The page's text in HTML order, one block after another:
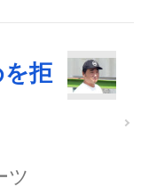
を拒
ツ